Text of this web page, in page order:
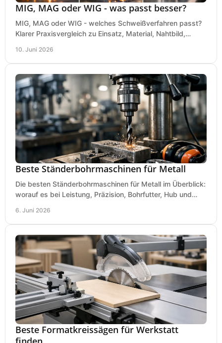
MIG, MAG oder WIG - was passt besser?
MIG, MAG oder WIG - welches Schweißverfahren passt?
Klarer Praxisvergleich zu Einsatz, Material, Nahtbild,
10. Juni 2026
Beste Ständerbohrmaschinen für Metall
Die besten Ständerbohrmaschinen für Metall im Überblick:
worauf es bei Leistung, Präzision, Bohrfutter, Hub und
6. Juni 2026
Beste Formatkreissägen für Werkstatt